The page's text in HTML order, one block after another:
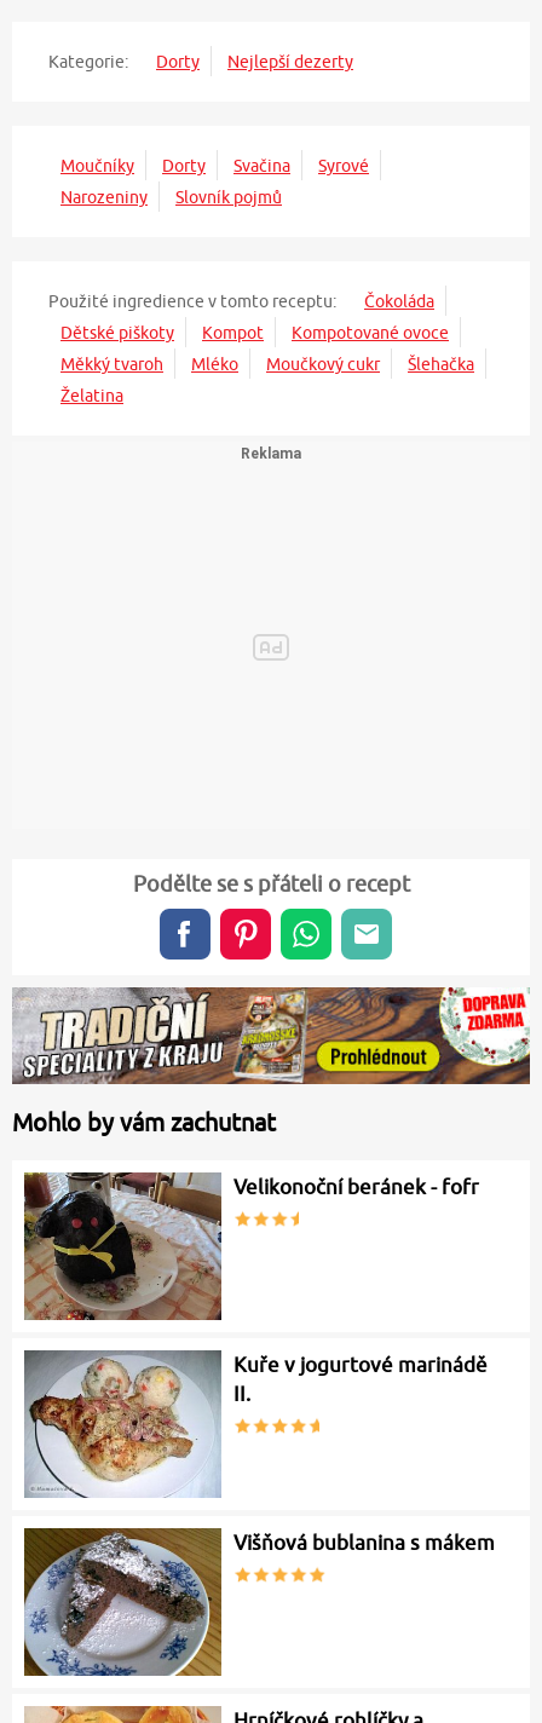
Kategorie: Dorty Nejlepší dezerty
Moučníky Dorty Svačina
Syrové
Narozeniny
Slovník pojmů
Použité ingredience v tomto receptu:
Čokoláda
Dětské piškoty
Kompot
Kompotované ovoce
Měkký tvaroh
Mléko Moučkový cukr
Šlehačka
Želatina
Podělte se s přáteli o recept
Mohlo by vám zachutnat
Velikonoční beránek - fofr
Kuře v jogurtové marinádě
II.
Višňová bublanina s mákem